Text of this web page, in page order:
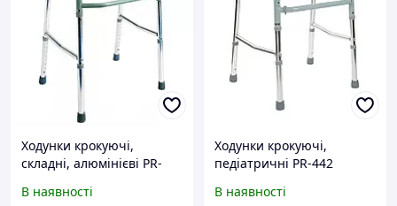
Ходунки крокуючі,
складні, алюмінієві PR-
В наявності
Ходунки крокуючі,
педіатричні PR-442
В наявності